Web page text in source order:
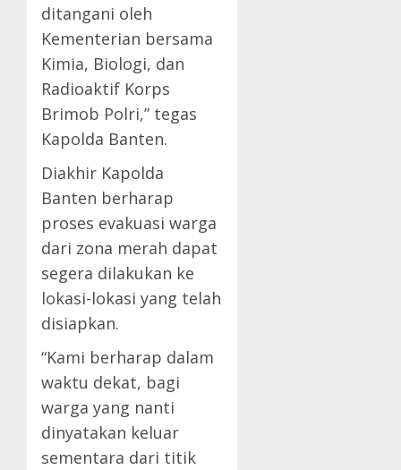
ditangani oleh
Kementerian bersama
Kimia, Biologi, dan
Radioaktif Korps
Brimob Polri,” tegas
Kapolda Banten.
Diakhir Kapolda
Banten berharap
proses evakuasi warga
dari zona merah dapat
segera dilakukan ke
lokasi-lokasi yang telah
disiapkan.
“Kami berharap dalam
waktu dekat, bagi
warga yang nanti
dinyatakan keluar
sementara dari titik